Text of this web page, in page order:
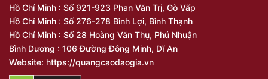
Hồ Chí Minh : Số 921-923 Phan Văn Trị, Gò Vấp
Hồ Chí Minh : Số 276-278 Bình Lợi, Bình Thạnh
Hồ Chí Minh : Số 28 Hoàng Văn Thụ, Phú Nhuận
Bình Dương : 106 Đường Đông Minh, Dĩ An
Website: https://quangcaodaogia.vn